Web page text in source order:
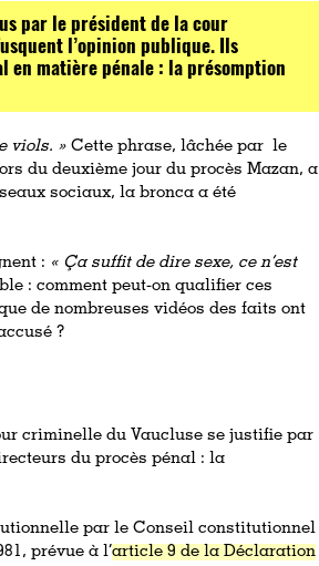
par le président de la cour
l’opinion publique. Ils
matière pénale : la présomption
viols. » Cette phrase, lâchée par le
du deuxième jour du procès Mazan, a
sociaux, la bronca a été
: « Ça suffit de dire sexe, ce n’est
: comment peut-on qualifier ces
de nombreuses vidéos des faits ont
?
criminelle du Vaucluse se justifie par
du procès pénal : la
par le Conseil constitutionnel
prévue à l’article 9 de la Déclaration